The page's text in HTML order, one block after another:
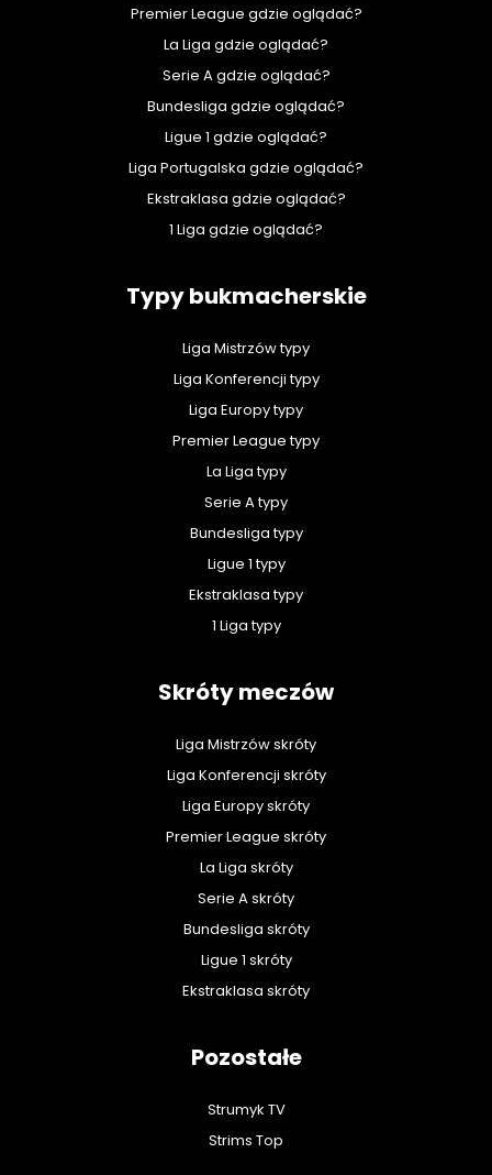
Premier League gdzie oglądać?
La Liga gdzie oglądać?
Serie A gdzie oglądać?
Bundesliga gdzie oglądać?
Ligue 1 gdzie oglądać?
Liga Portugalska gdzie oglądać?
Ekstraklasa gdzie oglądać?
1 Liga gdzie oglądać?
Typy bukmacherskie
Liga Mistrzów typy
Liga Konferencji typy
Liga Europy typy
Premier League typy
La Liga typy
Serie A typy
Bundesliga typy
Ligue 1 typy
Ekstraklasa typy
1 Liga typy
Skróty meczów
Liga Mistrzów skróty
Liga Konferencji skróty
Liga Europy skróty
Premier League skróty
La Liga skróty
Serie A skróty
Bundesliga skróty
Ligue 1 skróty
Ekstraklasa skróty
Pozostałe
Strumyk TV
Strims Top